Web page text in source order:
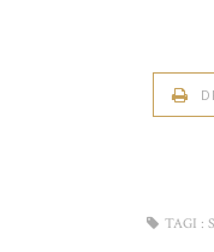
TAGI :